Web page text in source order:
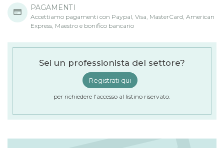
PAGAMENTI
Accettiamo pagamenti con Paypal, Visa, MasterCard, American
Express, Maestro e bonifico bancario
Sei un professionista del settore?
Registrati qui
per richiedere l'accesso al listino riservato.